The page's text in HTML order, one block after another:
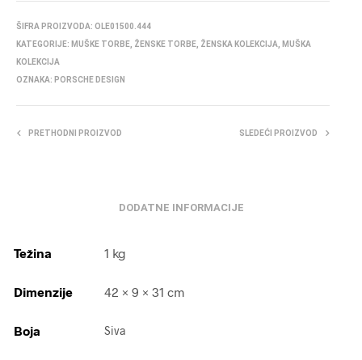
ŠIFRA PROIZVODA: OLE01500.444
KATEGORIJE: MUŠKE TORBE ŽENSKE TORBE ŽENSKA KOLEKCIJA
MUŠKA
KOLEKCIJA
OZNAKA: PORSCHE DESIGN
PRETHODNI PROIZVOD SLEDEĆI PROIZVOD
DODATNE INFORMACIJE
Težina 1 kg
Dimenzije 42 × 9 × 31 cm
Boja Siva